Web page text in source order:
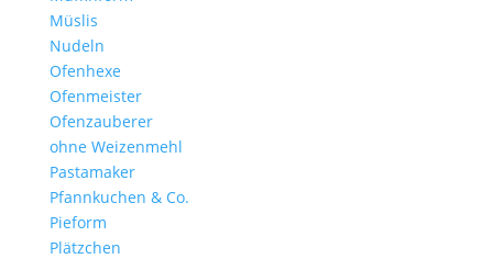
Müslis
Nudeln
Ofenhexe
Ofenmeister
Ofenzauberer
ohne Weizenmehl
Pastamaker
Pfannkuchen & Co.
Pieform
Plätzchen